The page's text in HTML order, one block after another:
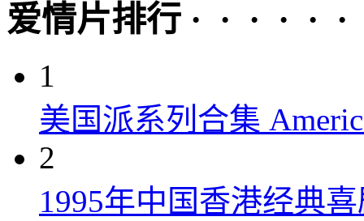
爱情片排行 · · · · · ·
1
美国派系列合集
2
1995年中国香港经典